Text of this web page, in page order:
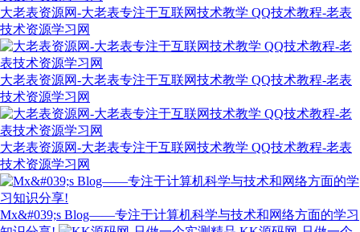
大老表资源网-大老表专注于互联网技术教学 QQ技术教程-老表
技术资源学习网
大老表资源网-大老表专注于互联网技术教学 QQ技术教程-老表
技术资源学习网
大老表资源网-大老表专注于互联网技术教学 QQ技术教程-老表
技术资源学习网
Mx&#039;s Blog——专注于计算机科学与技术和网络方面的学习